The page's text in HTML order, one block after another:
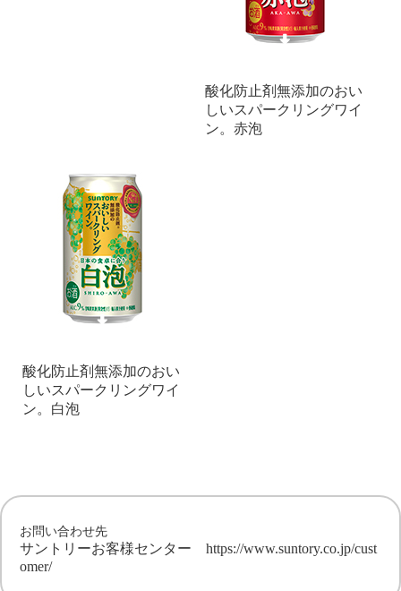
酸化防止剤無添加のおい
しいスパークリングワイ
ン。赤泡
酸化防止剤無添加のおい
しいスパークリングワイ
ン。白泡
お問い合わせ先
サントリーお客様センター https://www.suntory.co.jp/cust
omer/